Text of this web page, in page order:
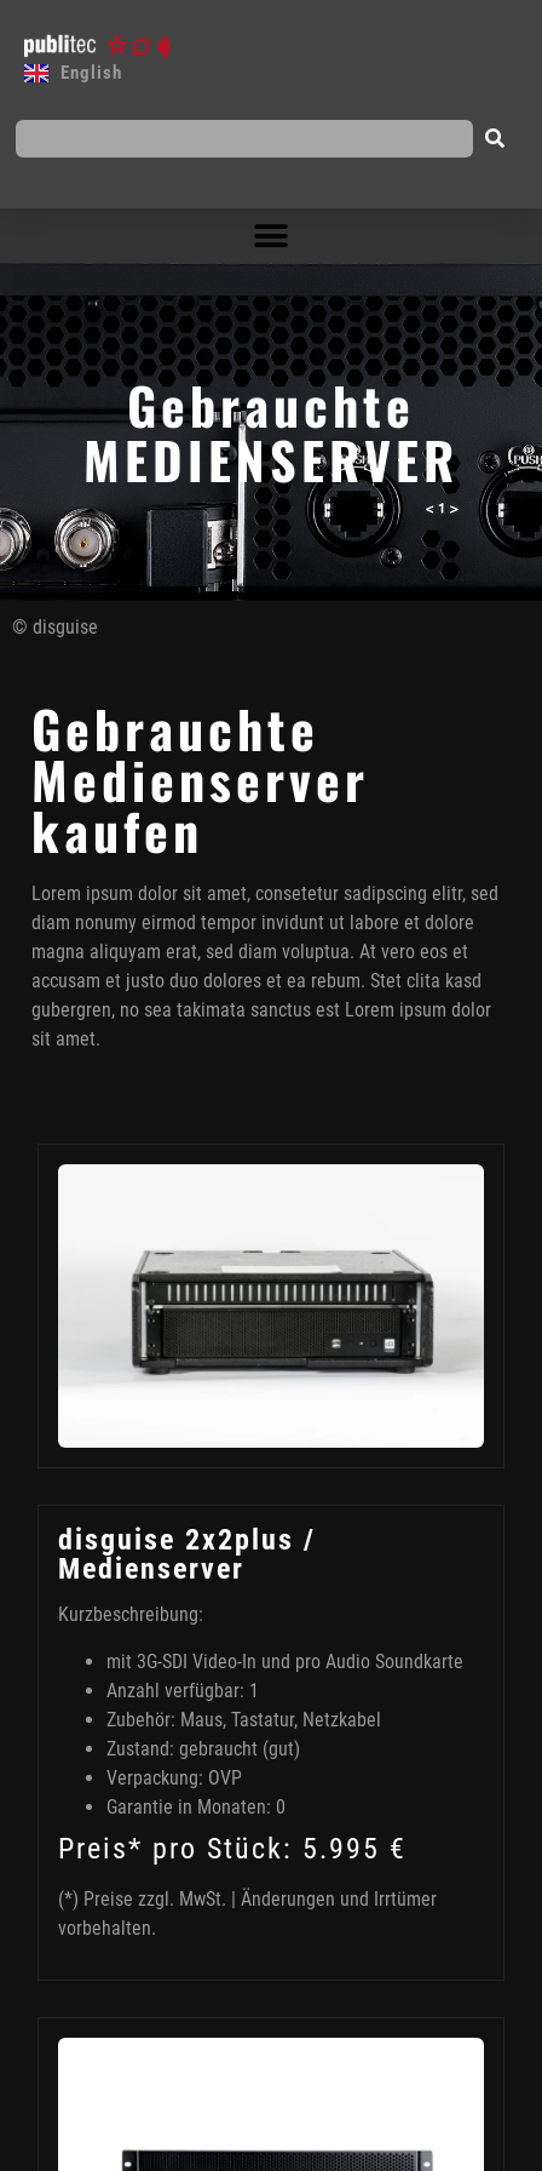
English
Gebrauchte
MEDIENSERVER
© disguise
Gebrauchte
Medienserver
kaufen
Lorem ipsum dolor sit amet, consetetur sadipscing elitr, sed
diam nonumy eirmod tempor invidunt ut labore et dolore
magna aliquyam erat, sed diam voluptua. At vero eos et
accusam et justo duo dolores et ea rebum. Stet clita kasd
gubergren, no sea takimata sanctus est Lorem ipsum dolor
sit amet.
disguise 2x2plus /
Medienserver
Kurzbeschreibung:
mit 3G-SDI Video-In und pro Audio Soundkarte
Anzahl verfügbar: 1
Zubehör: Maus, Tastatur, Netzkabel
Zustand: gebraucht (gut)
Verpackung: OVP
Garantie in Monaten: 0
Preis* pro Stück: 5.995 €
(*) Preise zzgl. MwSt. | Änderungen und Irrtümer
vorbehalten.